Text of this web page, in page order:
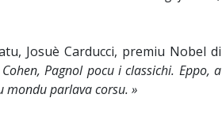
Josuè Carducci, premiu Nobel di
Pagnol pocu i classichi. Eppo, a
mondu parlava corsu. »